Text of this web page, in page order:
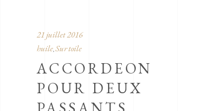
21 juillet 2016
huile, Sur toile
ACCORDEON
POUR DEUX